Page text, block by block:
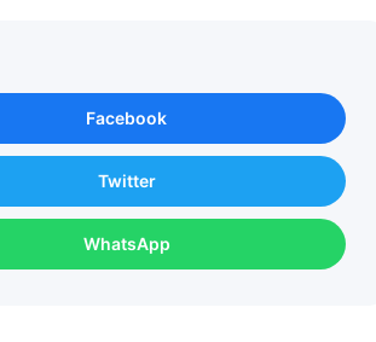
Facebook
Twitter
WhatsApp